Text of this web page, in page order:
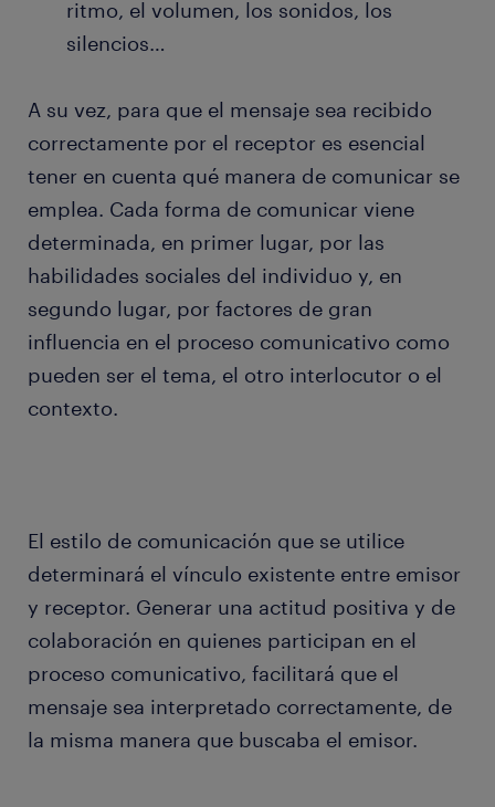
ritmo, el volumen, los sonidos, los
silencios…
A su vez, para que el mensaje sea recibido
correctamente por el receptor es esencial
tener en cuenta qué manera de comunicar se
emplea. Cada forma de comunicar viene
determinada, en primer lugar, por las
habilidades sociales del individuo y, en
segundo lugar, por factores de gran
influencia en el proceso comunicativo como
pueden ser el tema, el otro interlocutor o el
contexto.
El estilo de comunicación que se utilice
determinará el vínculo existente entre emisor
y receptor. Generar una actitud positiva y de
colaboración en quienes participan en el
proceso comunicativo, facilitará que el
mensaje sea interpretado correctamente, de
la misma manera que buscaba el emisor.